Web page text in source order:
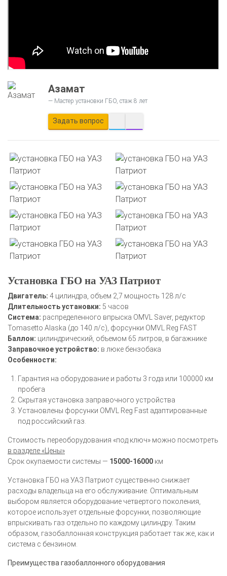
Азамат
Мастер установки ГБО, стаж 8 лет
Задать вопрос
Установка ГБО на УАЗ Патриот
Двигатель: 4 цилиндра, объем 2,7 мощность 128 л/с
Длительность установки: 5 часов
Система: распределенного впрыска OMVL Saver, редуктор
Tomasetto Alaska (до 140 л/с), форсунки OMVL Reg FAST
Баллон: цилиндрический, объемом 65 литров, в багажнике
Заправочное устройство: в люке бензобака
Особенности:
Гарантия на оборудование и работы 3 года или 100000 км
пробега
Скрытая установка заправочного устройства
Установлены форсунки OMVL Reg Fast адаптированные
под российский газ.
Стоимость переоборудования «под ключ» можно посмотреть
в разделе «Цены»
Срок окупаемости системы — 15000-16000 км
Установка ГБО на УАЗ Патриот существенно снижает
расходы владельца на его обслуживание. Оптимальным
выбором является оборудование четвертого поколения,
которое использует отдельные форсунки, позволяющие
впрыскивать газ отдельно по каждому цилиндру. Таким
образом, газобаллонная конструкция работает так же, как и
система с бензином.
Преимущества газобаллонного оборудования